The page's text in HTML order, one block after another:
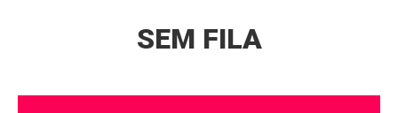
SEM FILA